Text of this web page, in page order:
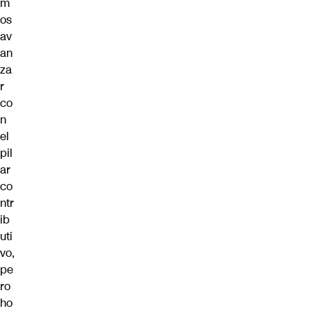
os
av
an
za
r
co
n
el
pil
ar
co
ntr
ib
uti
vo,
pe
ro
ho